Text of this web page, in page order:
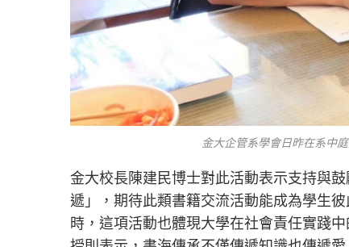
金大企管系學會日昨在系中
金大校長陳建民博士對此活動表示支持與
遞」，期待此類書籍交流活動能成為學生
時，這項活動也體現大學在社會責任實踐